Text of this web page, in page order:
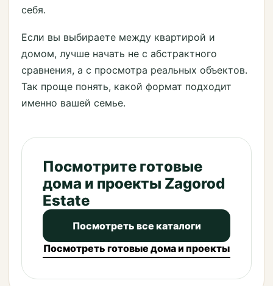
себя.
Если вы выбираете между квартирой и
домом, лучше начать не с абстрактного
сравнения, а с просмотра реальных объектов.
Так проще понять, какой формат подходит
именно вашей семье.
Посмотрите готовые
дома и проекты Zagorod
Estate
Посмотреть все каталоги
Посмотреть готовые дома и проекты